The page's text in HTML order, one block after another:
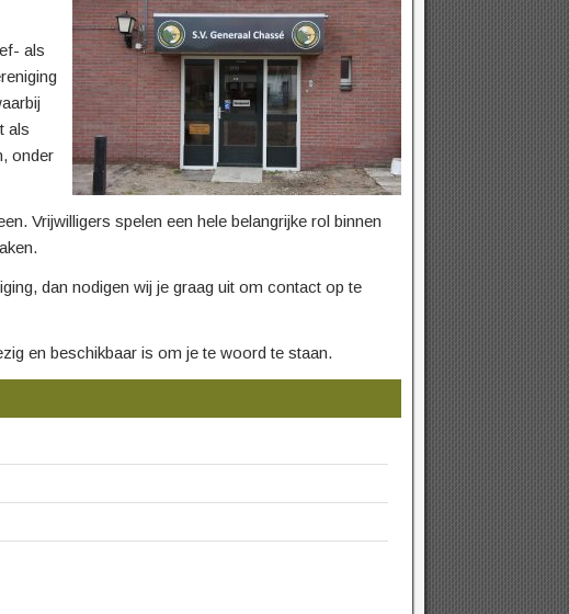
als
als
onder
Vrijwilligers spelen een hele belangrijke rol binnen
dan nodigen wij je graag uit om contact op te
en beschikbaar is om je te woord te staan.